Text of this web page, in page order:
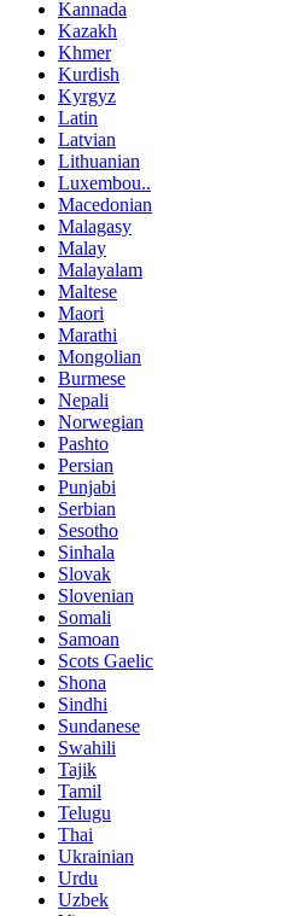
Kannada
Kazakh
Khmer
Kurdish
Kyrgyz
Latin
Latvian
Lithuanian
Luxembou..
Macedonian
Malagasy
Malay
Malayalam
Maltese
Maori
Marathi
Mongolian
Burmese
Nepali
Norwegian
Pashto
Persian
Punjabi
Serbian
Sesotho
Sinhala
Slovak
Slovenian
Somali
Samoan
Scots Gaelic
Shona
Sindhi
Sundanese
Swahili
Tajik
Tamil
Telugu
Thai
Ukrainian
Urdu
Uzbek